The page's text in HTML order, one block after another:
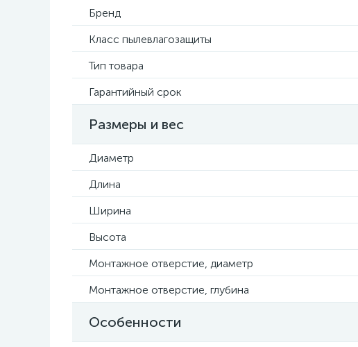
Бренд
Класс пылевлагозащиты
Тип товара
Гарантийный срок
Размеры и вес
Диаметр
Длина
Ширина
Высота
Монтажное отверстие, диаметр
Монтажное отверстие, глубина
Особенности